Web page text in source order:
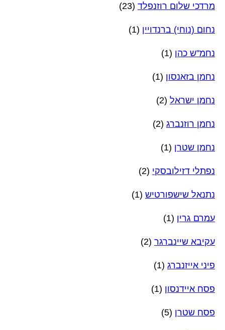
מרדכי שלום רוזנפלד (23)
נחום (נוחי) ברנדויין (1)
נחמ"ש כהן (1)
נחמן בזאנסון (1)
נחמן ישראל (2)
נחמן רוזנברג (2)
נחמן שטרן (1)
נפתלי דזילובסקי (2)
נתנאל שישפורטיש (1)
עמרם גרין (1)
עקיבא שיינברגר (2)
פיני אייזנברג (1)
פסח איידנסון (1)
פסח שטרן (5)